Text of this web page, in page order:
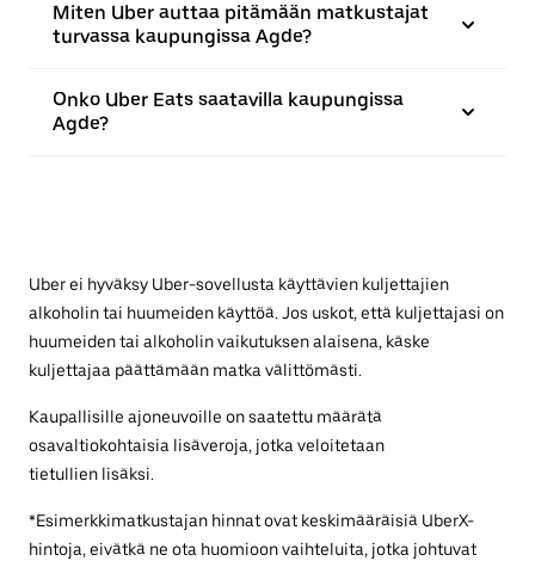
Miten Uber auttaa pitämään matkustajat
turvassa kaupungissa Agde?
Onko Uber Eats saatavilla kaupungissa
Agde?
Uber ei hyväksy Uber-sovellusta käyttävien kuljettajien
alkoholin tai huumeiden käyttöä. Jos uskot, että kuljettajasi on
huumeiden tai alkoholin vaikutuksen alaisena, käske
kuljettajaa päättämään matka välittömästi.
Kaupallisille ajoneuvoille on saatettu määrätä
osavaltiokohtaisia lisäveroja, jotka veloitetaan
tietullien lisäksi.
*Esimerkkimatkustajan hinnat ovat keskimääräisiä UberX-
hintoja, eivätkä ne ota huomioon vaihteluita, jotka johtuvat